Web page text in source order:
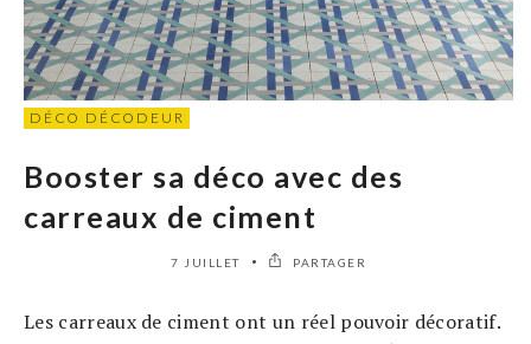
DÉCO DÉCODEUR
Booster sa déco avec des
carreaux de ciment
7 JUILLET PARTAGER
Les carreaux de ciment ont un réel pouvoir décoratif.